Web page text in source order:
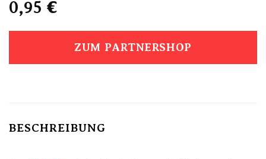
0,95 €
ZUM PARTNERSHOP
BESCHREIBUNG